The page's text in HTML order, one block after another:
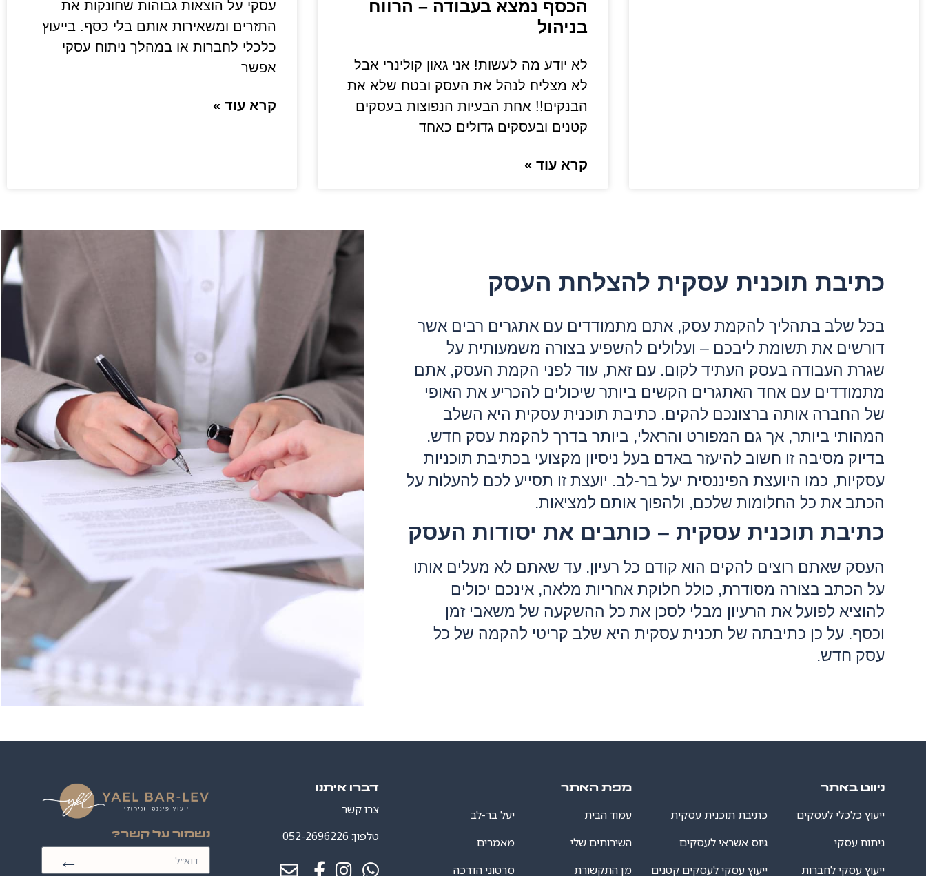
הכסף נמצא בעבודה – הרווח
בניהול
לא יודע מה לעשות! אני גאון קולינרי אבל
לא מצליח לנהל את העסק ובטח שלא את
הבנקים!! אחת הבעיות הנפוצות בעסקים
קטנים ובעסקים גדולים כאחד
קרא עוד »
עסקי על הוצאות גבוהות שחונקות את
התזרים ומשאירות אותם בלי כסף. בייעוץ
כלכלי לחברות או במהלך ניתוח עסקי
אפשר
קרא עוד »
כתיבת תוכנית עסקית להצלחת העסק
בכל שלב בתהליך להקמת עסק, אתם מתמודדים עם אתגרים רבים אשר
דורשים את תשומת ליבכם – ועלולים להשפיע בצורה משמעותית על
שגרת העבודה בעסק העתיד לקום. עם זאת, עוד לפני הקמת העסק, אתם
מתמודדים עם אחד האתגרים הקשים ביותר שיכולים להכריע את האופי
של החברה אותה ברצונכם להקים. כתיבת תוכנית עסקית היא השלב
המהותי ביותר, אך גם המפורט והראלי, ביותר בדרך להקמת עסק חדש.
בדיוק מסיבה זו חשוב להיעזר באדם בעל ניסיון מקצועי בכתיבת תוכניות
עסקיות, כמו היועצת הפיננסית יעל בר-לב. יועצת זו תסייע לכם להעלות על
הכתב את כל החלומות שלכם, ולהפוך אותם למציאות.
כתיבת תוכנית עסקית – כותבים את יסודות העסק
העסק שאתם רוצים להקים הוא קודם כל רעיון. עד שאתם לא מעלים אותו
על הכתב בצורה מסודרת, כולל חלוקת אחריות מלאה, אינכם יכולים
להוציא לפועל את הרעיון מבלי לסכן את כל ההשקעה של משאבי זמן
וכסף. על כן כתיבתה של תכנית עסקית היא שלב קריטי להקמה של כל
עסק חדש.
אם אתם רוצים להתחיל בהליך כתיבת תכנית
על פי חמש מטרות מוגדרות:
הגדרת המטרה הכללית –
מה אתם רוצים
בעסק שלכם? איך אתם רוצים שהעסק שלכם
ומדוע בכלל העסק שלכם חייב לקום?
הגדרת השותפים לדרך –
מי הם בעלי
חלוקת התפקידים, מי הם המשקיעים, ומה היא
העתידית?
הגדרת תחומי אחריות –מה הם תחומי
העסק, ומי יהיה האדם המרכז את כל אחד
להרחיב את תחומי הפעילות? מי הם העובדים
העסק? כמה עובדים יש להעסיק בכל שלב
מציאת מקורות מימון –
מה היא דרישת
אתם מתמודדים? כיצד ניתן להשיג את המימון
אשראי? האם ניתן לקחת הלוואות או להשיג
האם נדרש לבצע כמה שלבים של איסוף כספים
או שיווק של המוצרים שלכם? כיצד התבצע
ההשקעה בעסק שלכם? תוך כמה זמן אתם
ויש חוסר הסכמה מוחלט? האם ישנן נקודות
ניווט באתר
ייעוץ כלכלי לעסקים
כתיבת תוכנית עסקית
ניתוח עסקי
גיוס אשראי לעסקים
ייעוץ עסקי לחברות
ייעוץ עסקי לעסקים קטנים
מפת האתר
עמוד הבית
יעל בר-לב
השירותים שלי
מאמרים
מן התקשורת
סרטוני הדרכה
דברו איתנו
צרו קשר
טלפון: 052-2696226 נשמור על קשר?
←